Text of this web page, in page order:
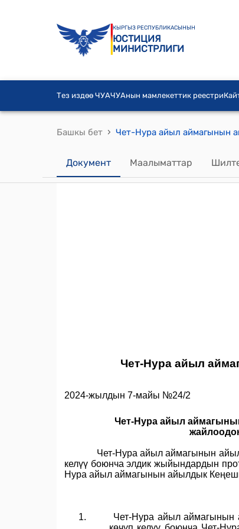
КЫРГЫЗ РЕСПУБЛИКАСЫНЫН
ЮСТИЦИЯ
МИНИСТРЛИГИ
Тез издөө ЧУАЧУАнын мамлекеттик реестри
Башкы бет ›
Документ Маалыматтар